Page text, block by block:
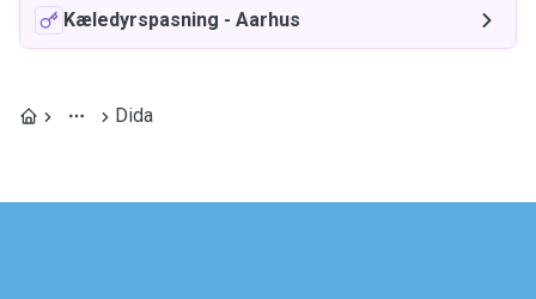
Kæledyrspasning - Aarhus
Dida